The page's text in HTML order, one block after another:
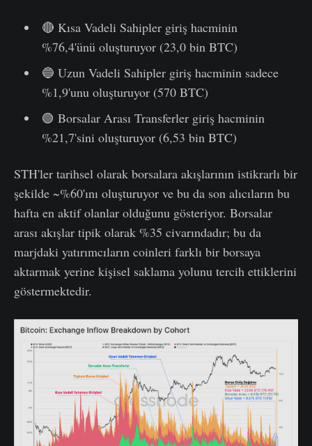
🔴 Kısa Vadeli Sahipler giriş hacminin
%76,4'ünü oluşturuyor (23,0 bin BTC)
🔵 Uzun Vadeli Sahipler giriş hacminin sadece
%1,9'unu oluşturuyor (570 BTC)
🟢 Borsalar Arası Transferler giriş hacminin
%21,7'sini oluşturuyor (6,53 bin BTC)
STH'ler tarihsel olarak borsalara akışlarının istikrarlı bir
şekilde ~%60'ını oluşturuyor ve bu da son alıcıların bu
hafta en aktif olanlar olduğunu gösteriyor. Borsalar
arası akışlar tipik olarak %35 civarındadır; bu da
marjdaki yatırımcıların coinleri farklı bir borsaya
aktarmak yerine kişisel saklama yolunu tercih ettiklerini
göstermektedir.